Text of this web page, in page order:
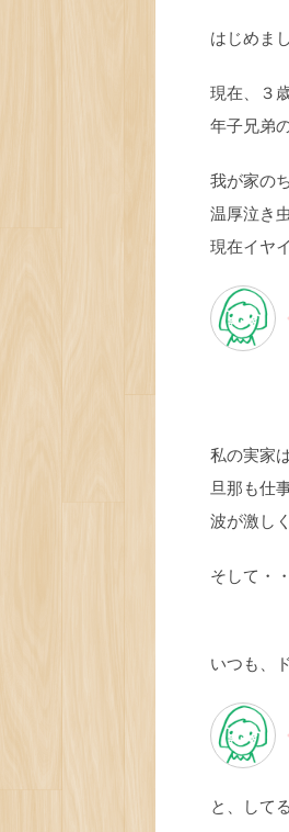
はじめま
現在、３
年子兄弟
我が家の
温厚泣き
現在イヤ
私の実家
旦那も仕
波が激し
そして・
いつも、
と、して